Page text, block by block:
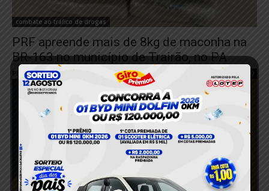
combate ao tráfico de drogas
PRF apreende mais de 8kg de maconha na
BR-163 no município de Trairão, no PA
Plantão 24horas News 6 de março de 2024 0